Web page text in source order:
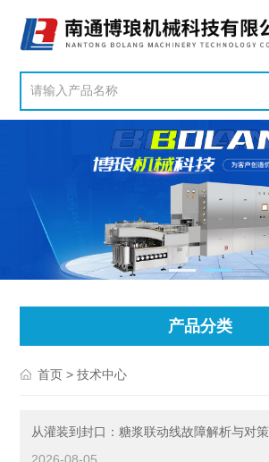
产品分类
首页 > 技术中心
从灌装到封口：糖浆联动线故障解析与对策